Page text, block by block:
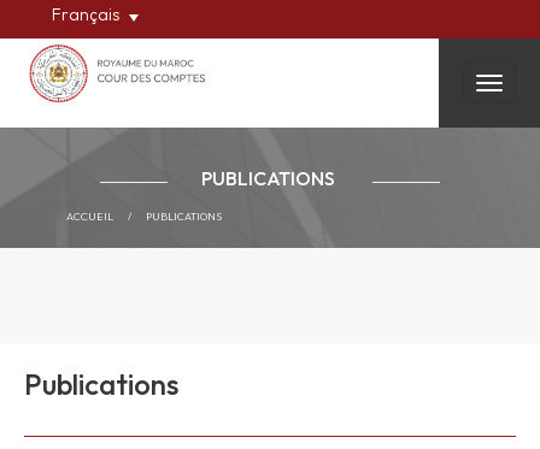
Français
PUBLICATIONS
ACCUEIL / PUBLICATIONS
Publications